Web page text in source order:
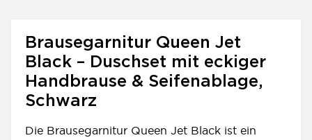
Brausegarnitur Queen Jet
Black – Duschset mit eckiger
Handbrause & Seifenablage,
Schwarz
Die Brausegarnitur Queen Jet Black ist ein